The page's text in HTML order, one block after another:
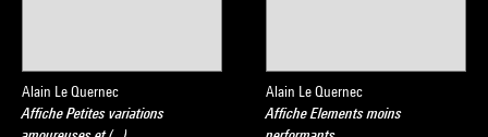
Alain Le Quernec
Affiche Petites variations
Alain Le Quernec
Affiche Elements moins